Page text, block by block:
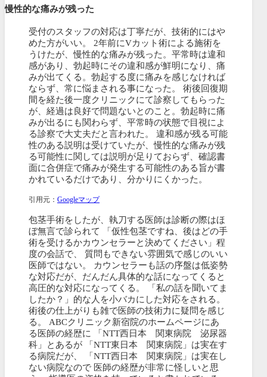
慢性的な痛みが残った
受付のスタッフの対応は丁寧だが、技術的にはや
めた方がいい。 2年前にVカット術による施術を
うけたが、慢性的な痛みが残った。平常時は違和
感があり、勃起時にその違和感が鮮明になり、痛
みが出てくる。勃起する度に痛みを感じなければ
ならず、常に悩まされる事になった。 術後回復期
間を経た後一度クリニックにて診察してもらった
が、経過は良好で問題ないとのこと。勃起時に痛
みが出るにも関わらず、平常時の状態で目視によ
る診察で大丈夫だと言われた。 違和感が残る可能
性のある説明は受けていたが、慢性的な痛みが残
る可能性に関しては説明が足りておらず、確認書
面に合併症で痛みが発生する可能性のある旨が書
かれているだけであり、分かりにくかった。
引用元： Googleマップ
包茎手術をしたが、執刀する医師は診断の際はほ
ぼ無言で診られて 「仮性包茎ですね、後はどの手
術を受けるかカウンセラーと決めてください」程
度の会話で、 質問もできない雰囲気で感じのいい
医師ではない。 カウンセラーも話の序盤は低姿勢
な対応だが、だんだん具体的な話になってくると
高圧的な対応になってくる。 「私の話を聞いてま
したか？」的な人を小バカにした対応をされる。
術後の仕上がりも雑で医師の技術力に疑問を感じ
る。 ABCクリニック新宿院のホームページにあ
る医師の経歴に 「NTT西日本 関東病院 泌尿器
科」とあるが 「NTT東日本 関東病院」は実在す
る病院だが、 「NTT西日本 関東病院」は実在し
ない病院なので 医師の経歴が非常に怪しいと思